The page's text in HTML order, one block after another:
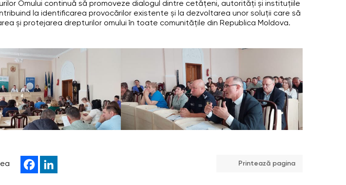
Omului continuă să promoveze dialogul dintre cetățeni, autorități și instituțiile
la identificarea provocărilor existente și la dezvoltarea unor soluții care să
și protejarea drepturilor omului în toate comunitățile din Republica Moldova.
Printează pagina